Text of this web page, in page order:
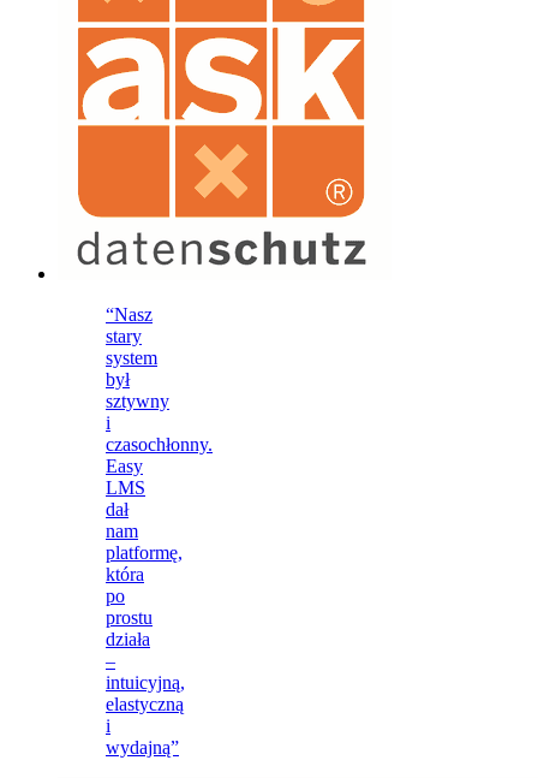
“Nasz
stary
system
był
sztywny
i
czasochłonny.
Easy
LMS
dał
nam
platformę,
która
po
prostu
działa
–
intuicyjną,
elastyczną
i
wydajną”